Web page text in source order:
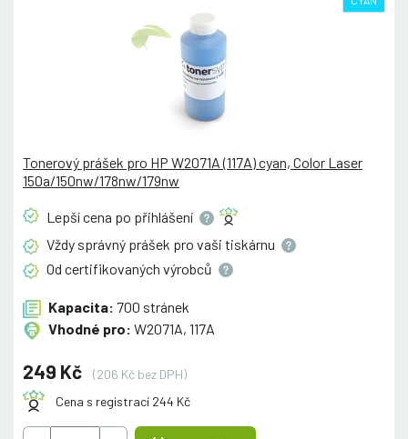
Tonerový prášek pro HP W2071A (117A) cyan, Color Laser
150a/150nw/178nw/179nw
Lepší cena po přihlášení
Vždy správný prášek pro vaši tiskárnu
Od certifikovaných výrobců
Kapacita: 700 stránek
Vhodné pro: W2071A, 117A
249 Kč
(206 Kč bez DPH)
Cena s registrací 244 Kč